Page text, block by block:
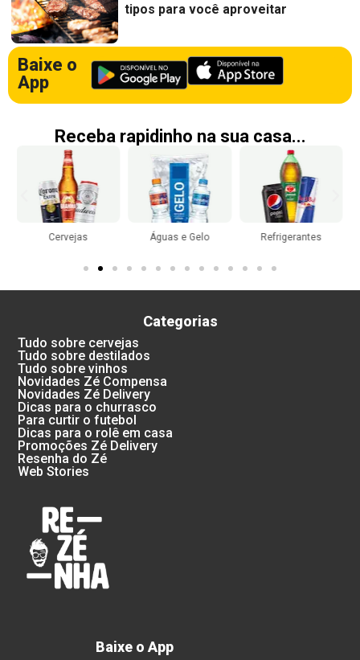
tipos para você aproveitar
Baixe o
App
Receba rapidinho na sua casa...
Cervejas Águas e Gelo Refrigerantes
Categorias
Tudo sobre cervejas
Tudo sobre destilados
Tudo sobre vinhos
Novidades Zé Compensa
Novidades Zé Delivery
Dicas para o churrasco
Para curtir o futebol
Dicas para o rolê em casa
Promoções Zé Delivery
Resenha do Zé
Web Stories
Baixe o App